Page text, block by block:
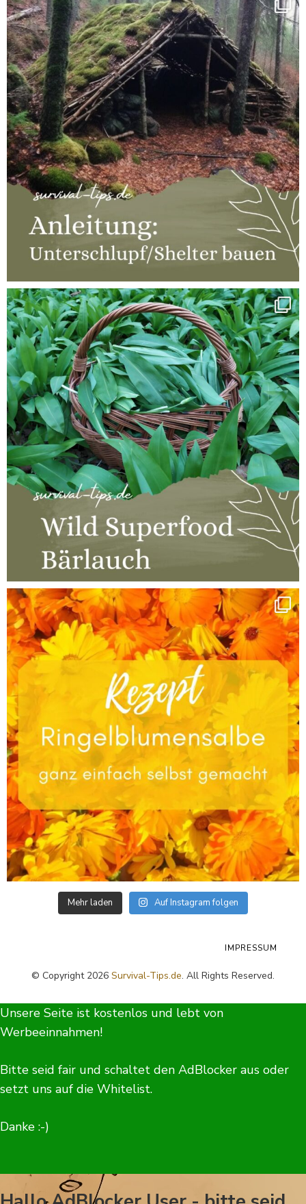
Mehr laden Auf Instagram folgen
© Copyright 2026 Survival-Tips.de. All Rights Reserved.
IMPRESSUM
Unsere Seite ist kostenlos und lebt von
Werbeeinnahmen!
Bitte seid fair und schaltet den AdBlocker aus oder
setzt uns auf die Whitelist.
Danke :-)